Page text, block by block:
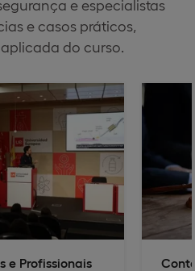
e especialistas
e casos práticos,
do curso.
e Profissionais